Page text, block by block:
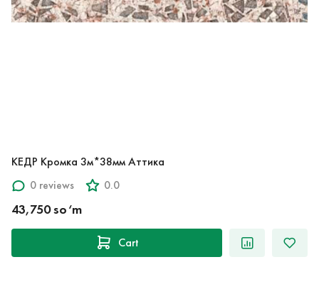
КЕДР Кромка 3м*38мм Аттика
0 reviews
0.0
43,750 so‘m
Cart